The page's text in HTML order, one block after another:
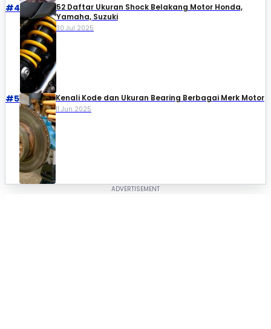
#4
52 Daftar Ukuran Shock Belakang Motor Honda,
Yamaha, Suzuki​
30 Jul 2025
#5 Kenali Kode dan Ukuran Bearing Berbagai Merk Motor
11 Jun 2025